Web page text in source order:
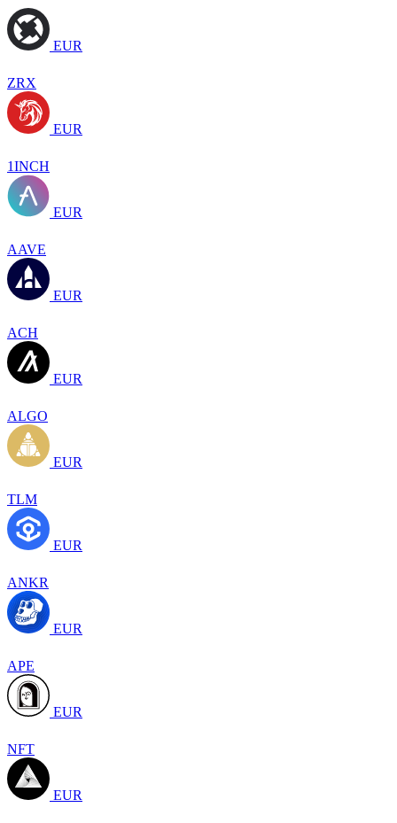
EUR
ZRX
EUR
1INCH
EUR
AAVE
EUR
ACH
EUR
ALGO
EUR
TLM
EUR
ANKR
EUR
APE
EUR
NFT
EUR